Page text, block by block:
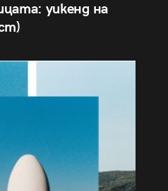
уикенд на